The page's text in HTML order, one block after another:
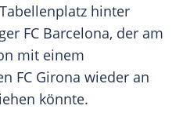
hinter
FC Barcelona, der am
mit einem
FC Girona wieder an
könnte.